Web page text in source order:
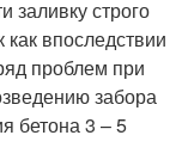
заливку строго
впоследствии
проблем при
забора
бетона 3 – 5